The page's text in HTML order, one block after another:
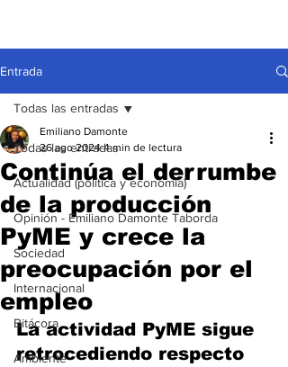
Entrada
Todas las entradas
Actualidad (política y economía)
Opinión - Emiliano Damonte Taborda
Sociedad
Internacional
Bitácora
Ambiente
Todas las entradas
Continúa el derrumbe
de la producción
PyME y crece la
preocupación por el
empleo
Emiliano Damonte
26 ago 2024 4 min de lectura
La actividad PyME sigue
retrocediendo respecto